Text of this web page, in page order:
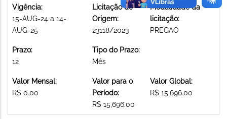
Vigência:
15-AUG-24 a 14-
AUG-25
Licitação de
Origem:
23118/2023
Modalidade da
licitação:
PREGAO
Prazo:
12
Tipo do Prazo:
Mês
Valor Mensal:
R$ 0.00
Valor para o
Período:
R$ 15,696.00
Valor Global:
R$ 15,696.00